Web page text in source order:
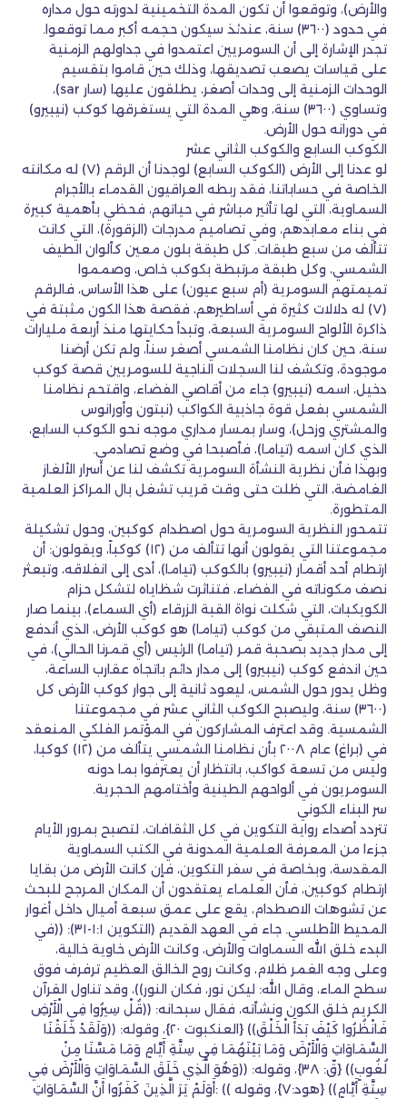
والأرض)، وتوقعوا أن تكون المدة التخمينية لدورته حول مداره
في حدود (٣٦٠٠) سنة، عندئذ سيكون حجمه أكبر مما توقعوا.
تجدر الإشارة إلى أن السومريين اعتمدوا في جداولهم الزمنية
على قياسات يصعب تصديقها، وذلك حين قاموا بتقسيم
الوحدات الزمنية إلى وحدات أصغر، يطلقون عليها (سار sar)،
وتساوي (٣٦٠٠) سنة، وهي المدة التي يستغرقها كوكب (نيبيرو)
في دورانه حول الأرض.
الكوكب السابع والكوكب الثاني عشر
لو عدنا إلى الأرض (الكوكب السابع) لوجدنا أن الرقم (٧) له مكانته
الخاصة في حساباتنا، فقد ربطه العراقيون القدماء بالأجرام
السماوية، التي لها تأثير مباشر في حياتهم، فحظي بأهمية كبيرة
في بناء معابدهم، وفي تصاميم مدرجات (الزقورة)، التي كانت
تتألف من سبع طبقات. كل طبقة بلون معين كألوان الطيف
الشمسي، وكل طبقة مرتبطة بكوكب خاص، وصمموا
تميمتهم السومرية (أم سبع عيون) على هذا الأساس، فالرقم
(٧) له دلالات كثيرة في أساطيرهم، فقصة هذا الكون مثبتة في
ذاكرة الألواح السومرية السبعة، وتبدأ حكايتها منذ أربعة مليارات
سنة، حين كان نظامنا الشمسي أصغر سناً، ولم تكن أرضنا
موجودة، وتكشف لنا السجلات الناجية للسومريين قصة كوكب
دخيل، اسمه (نيبيرو) جاء من أقاصي الفضاء، واقتحم نظامنا
الشمسي بفعل قوة جاذبية الكواكب (نبتون وأورانوس
والمشتري وزحل)، وسار بمسار مداري موجه نحو الكوكب السابع،
الذي كان اسمه (تياما)، فأصبحا في وضع تصادمي.
وبهذا فأن نظرية النشأة السومرية تكشف لنا عن أسرار الألغاز
الغامضة، التي ظلت حتى وقت قريب تشغل بال المراكز العلمية
المتطورة.
تتمحور النظرية السومرية حول اصطدام كوكبين، وحول تشكيلة
مجموعتنا التي يقولون أنها تتألف من (١٢) كوكباً، ويقولون: أن
ارتطام أحد أقمار (نيبيرو) بالكوكب (تياما)، أدى إلى انفلاقه، وتبعثر
نصف مكوناته في الفضاء، فتناثرت شظاياه لتشكل حزام
الكويكبات، التي شكلت نواة القبة الزرقاء (أي السماء)، بينما صار
النصف المتبقي من كوكب (تياما) هو كوكب الأرض، الذي أندفع
إلى مدار جديد بصحبة قمر (تياما) الرئيس (أي قمرنا الحالي)، في
حين اندفع كوكب (نيبيرو) إلى مدار دائم باتجاه عقارب الساعة،
وظل يدور حول الشمس، ليعود ثانية إلى جوار كوكب الأرض كل
(٣٦٠٠) سنة، وليصبح الكوكب الثاني عشر في مجموعتنا
الشمسية. وقد اعترف المشاركون في المؤتمر الفلكي المنعقد
في (براغ) عام ٢٠٠٨ بأن نظامنا الشمسي يتألف من (١٢) كوكبا،
وليس من تسعة كواكب، بانتظار أن يعترفوا بما دونه
السومريون في ألواحهم الطينية وأختامهم الحجرية.
سر البناء الكوني
تتردد أصداء رواية التكوين في كل الثقافات، لتصبح بمرور الأيام
جزءا من المعرفة العلمية المدونة في الكتب السماوية
المقدسة، وبخاصة في سفر التكوين، فإن كانت الأرض من بقايا
ارتطام كوكبين، فأن العلماء يعتقدون أن المكان المرجح للبحث
عن تشوهات الاصطدام، يقع على عمق سبعة أميال داخل أغوار
المحيط الأطلسي. جاء في العهد القديم (التكوين ١:١-٣١): ((في
البدء خلق الله السماوات والأرض، وكانت الأرض خاوية خالية،
وعلى وجه الغمر ظلام، وكانت روح الخالق العظيم ترفرف فوق
سطح الماء، وقال الله: ليكن نور، فكان النور))، وقد تناول القرآن
الكريم خلق الكون ونشأته، فقال سبحانه: ((قُلْ سِيرُوا فِي الْأَرْضِ
فَانْظُرُوا كَيْفَ بَدَأَ الْخَلْقَ)) {العنكبوت ٢٠}، وقوله: ((وَلَقَدْ خَلَقْنَا
السَّمَاوَاتِ وَالْأَرْضَ وَمَا بَيْنَهُمَا فِي سِتَّةِ أَيَّامٍ وَمَا مَسَّنَا مِنْ
لُغُوبٍ)) {قّ: ٣٨}، وقوله: ((وَهُوَ الَّذِي خَلَقَ السَّمَاوَاتِ وَالْأَرْضَ فِي
سِتَّةِ أَيَّامٍ)) {هود:٧}، وقوله )) :أَوَلَمْ يَرَ الَّذِينَ كَفَرُوا أَنَّ السَّمَاوَاتِ